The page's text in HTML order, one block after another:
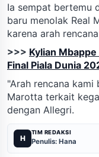
Ia sempat bertemu
baru menolak Real
karena arah
>>> Kylian
Final Piala Dunia
"Arah rencana kami
Marotta terkait
dengan Allegri.
H
TIM REDAKSI
Penulis: Hana